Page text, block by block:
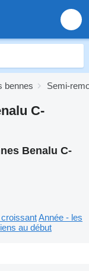
bennes Semi-
C-
Benalu C-
Année - les
au début